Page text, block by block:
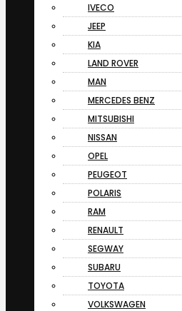
IVECO
JEEP
KIA
LAND ROVER
MAN
MERCEDES BENZ
MITSUBISHI
NISSAN
OPEL
PEUGEOT
POLARIS
RAM
RENAULT
SEGWAY
SUBARU
TOYOTA
VOLKSWAGEN